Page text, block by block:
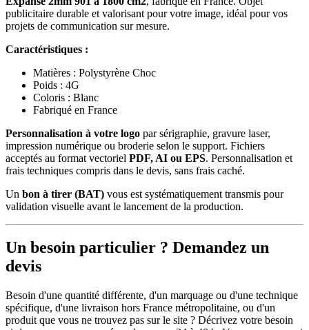
publicitaire durable et valorisant pour votre image, idéal pour vos
projets de communication sur mesure.
Caractéristiques :
Matières : Polystyrène Choc
Poids : 4G
Coloris : Blanc
Fabriqué en France
Personnalisation à votre logo par sérigraphie, gravure laser,
impression numérique ou broderie selon le support. Fichiers
acceptés au format vectoriel PDF, AI ou EPS. Personnalisation et
frais techniques compris dans le devis, sans frais caché.
Un bon à tirer (BAT) vous est systématiquement transmis pour
validation visuelle avant le lancement de la production.
Un besoin particulier ? Demandez un
devis
Besoin d'une quantité différente, d'un marquage ou d'une technique
spécifique, d'une livraison hors France métropolitaine, ou d'un
produit que vous ne trouvez pas sur le site ? Décrivez votre besoin